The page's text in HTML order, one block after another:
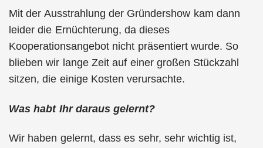
Mit der Ausstrahlung der Gründershow kam dann
leider die Ernüchterung, da dieses
Kooperationsangebot nicht präsentiert wurde. So
blieben wir lange Zeit auf einer großen Stückzahl
sitzen, die einige Kosten verursachte.
Was habt Ihr daraus gelernt?
Wir haben gelernt, dass es sehr, sehr wichtig ist,